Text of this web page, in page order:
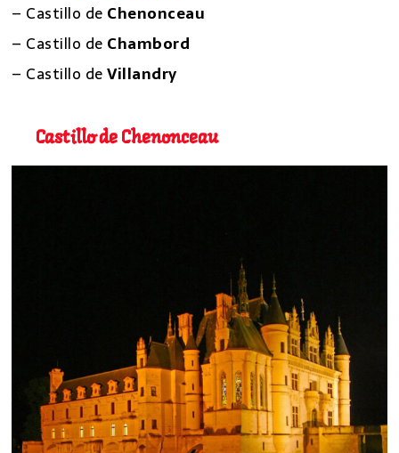
– Castillo de Chenonceau
– Castillo de Chambord
– Castillo deVillandry
Castillo de Chenonceau